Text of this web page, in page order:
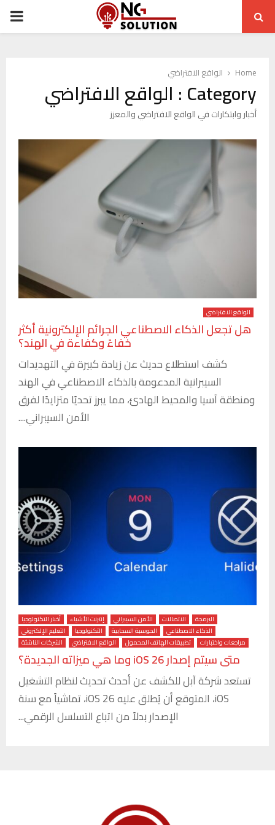
Home الواقع الافتراضي
Category : الواقع الافتراضي
أخبار وابتكارات في الواقع الافتراضي والمعزز
الواقع الافتراضي
هل تجعل الذكاء الاصطناعي الجرائم الإلكترونية أكثر
خفاءً وكفاءة في الهند؟
كشف استطلاع حديث عن زيادة كبيرة في التهديدات
السيبرانية المدعومة بالذكاء الاصطناعي في الهند
ومنطقة آسيا والمحيط الهادئ، مما يبرز تحديًا متزايدًا لفرق
الأمن السيبراني....
أخبار التكنولوجيا إنترنت الأشياء الأمن السيبراني الاتصالات
البرمجة
التعليم الإلكتروني
التكنولوجيا الحوسبة السحابية
الذكاء الاصطناعي
الشركات الناشئة
الواقع الافتراضي تطبيقات الهاتف المحمول مراجعات واختبارات
متى سيتم إصدار iOS 26 وما هي ميزاته الجديدة؟
تستعد شركة آبل للكشف عن أحدث تحديث لنظام التشغيل
iOS، المتوقع أن يُطلق عليه iOS 26، تماشياً مع سنة
الإصدار بدلاً من اتباع التسلسل الرقمي...